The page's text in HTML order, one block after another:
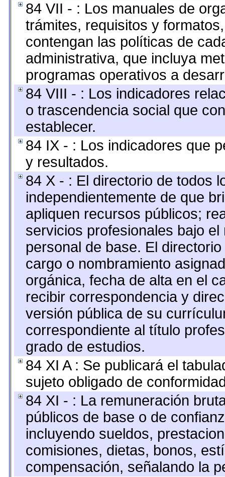
84 VII - : Los manuales de
trámites, requisitos y
contengan las políticas de
administrativa, que incluya
programas operativos a
84 VIII - : Los indicadores
o trascendencia social que
establecer.
84 IX - : Los indicadores que
y resultados.
84 X - : El directorio de todos
independientemente de que
apliquen recursos públicos;
servicios profesionales bajo
personal de base. El
cargo o nombramiento
orgánica, fecha de alta en el
recibir correspondencia y
versión pública de su
correspondiente al título
grado de estudios.
84 XI A : Se publicará el
sujeto obligado de
84 XI - : La remuneración
públicos de base o de
incluyendo sueldos,
comisiones, dietas, bonos,
compensación, señalando la